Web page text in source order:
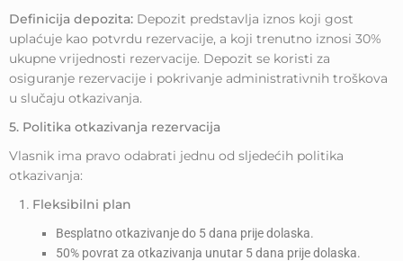
Definicija depozita: Depozit predstavlja iznos koji gost
uplaćuje kao potvrdu rezervacije, a koji trenutno iznosi 30%
ukupne vrijednosti rezervacije. Depozit se koristi za
osiguranje rezervacije i pokrivanje administrativnih troškova
u slučaju otkazivanja.
5. Politika otkazivanja rezervacija
Vlasnik ima pravo odabrati jednu od sljedećih politika
otkazivanja:
Fleksibilni plan
Besplatno otkazivanje do 5 dana prije dolaska.
50% povrat za otkazivanja unutar 5 dana prije dolaska.